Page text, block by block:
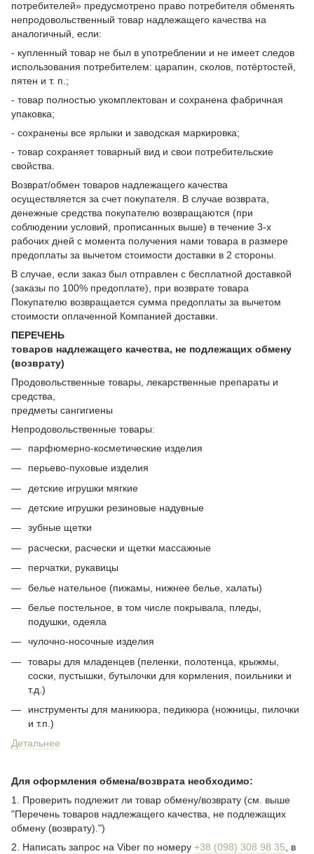
потребителей» предусмотрено право потребителя обменять
непродовольственный товар надлежащего качества на
аналогичный, если:
- купленный товар не был в употреблении и не имеет следов
использования потребителем: царапин, сколов, потёртостей,
пятен и т. п.;
- товар полностью укомплектован и сохранена фабричная
упаковка;
- сохранены все ярлыки и заводская маркировка;
- товар сохраняет товарный вид и свои потребительские
свойства.
Возврат/обмен товаров надлежащего качества
осуществляется за счет покупателя. В случае возврата,
денежные средства покупателю возвращаются (при
соблюдении условий, прописанных выше) в течение 3-х
рабочих дней с момента получения нами товара в размере
предоплаты за вычетом стоимости доставки в 2 стороны.
В случае, если заказ был отправлен с бесплатной доставкой
(заказы по 100% предоплате), при возврате товара
Покупателю возвращается сумма предоплаты за вычетом
стоимости оплаченной Компанией доставки.
ПЕРЕЧЕНЬ
товаров надлежащего качества, не подлежащих обмену
(возврату)
Продовольственные товары, лекарственные препараты и
средства,
предметы сангигиены
Непродовольственные товары:
парфюмерно-косметические изделия
перьево-пуховые изделия
детские игрушки мягкие
детские игрушки резиновые надувные
зубные щетки
расчески, расчески и щетки массажные
перчатки, рукавицы
белье нательное (пижамы, нижнее белье, халаты)
белье постельное, в том числе покрывала, пледы,
подушки, одеяла
чулочно-носочные изделия
товары для младенцев (пеленки, полотенца, крыжмы,
соски, пустышки, бутылочки для кормления, поильники и
т.д.)
инструменты для маникюра, педикюра (ножницы, пилочки
и т.п.)
Детальнее
Для оформления обмена/возврата необходимо:
1. Проверить подлежит ли товар обмену/возврату (см. выше
"Перечень товаров надлежащего качества, не подлежащих
обмену (возврату).")
2. Написать запрос на Viber по номеру +38 (098) 308 98 35, в